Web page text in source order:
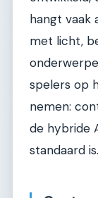
hangt vaak
met licht,
spelers op
nemen:
de hybride
standaard is.